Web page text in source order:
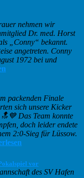
nehmen wir
Dr. med. Horst
„Conny“ bekannt.
angetreten. Conny
1972 bei und
packenden Finale
sich unsere Kicker
Das Team konnte
doch leider endete
2:0-Sieg für Lüssow.
vor
des SV Hafen